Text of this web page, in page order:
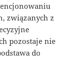
związanych z
pozostaje nie
do